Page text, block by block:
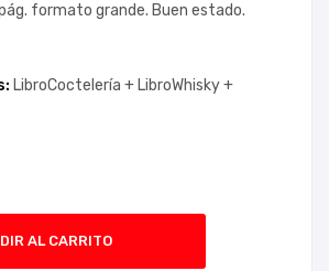
formato grande. Buen estado.
LibroCoctelería + LibroWhisky +
AL CARRITO